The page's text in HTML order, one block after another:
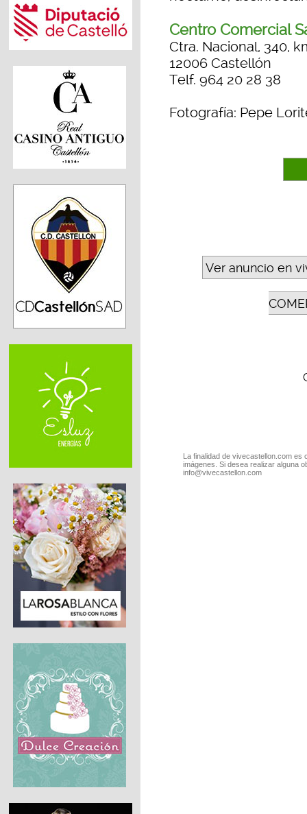
Centro Comercial
Ctra. Nacional, 340,
12006 Castellón
Telf. 964 20 28 38
Fotografía: Pepe
Ver anuncio en
La finalidad de vivecastellon.com
imágenes. Si desea realizar alguna
info@vivecastellon.com